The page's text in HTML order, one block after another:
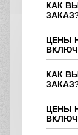
КАК
ЦЕНЫ
КАК
ЦЕНЫ